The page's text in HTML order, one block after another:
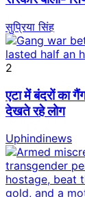
सुप्रिया सिंह
2
एटा में बंदरों का
देखते रहे लोग
Uphindinews